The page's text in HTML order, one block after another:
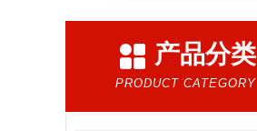
产品分类
PRODUCT CATEGORY